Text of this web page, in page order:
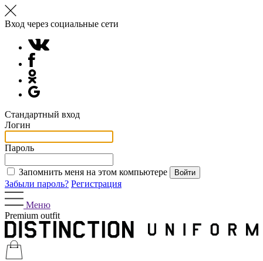
Вход через социальные сети
Стандартный вход
Логин
Пароль
Запомнить меня на этом компьютере
Забыли пароль? Регистрация
Меню
Premium outfit